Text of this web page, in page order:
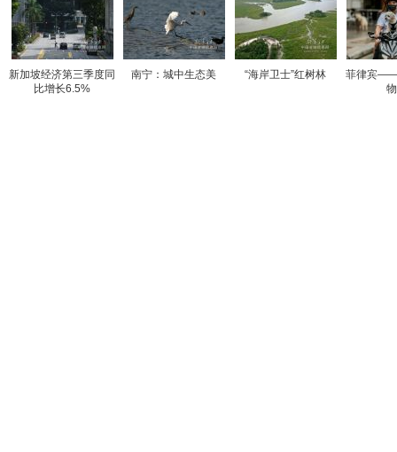
新加坡经济第三季度同
比增长6.5%
南宁：城中生态美 “海岸卫士”红树林
菲律宾